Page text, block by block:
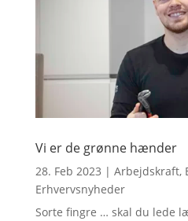
Vi er de grønne hænder
28. Feb 2023 | Arbejdskraft,
Erhvervsnyheder
Sorte fingre … skal du lede